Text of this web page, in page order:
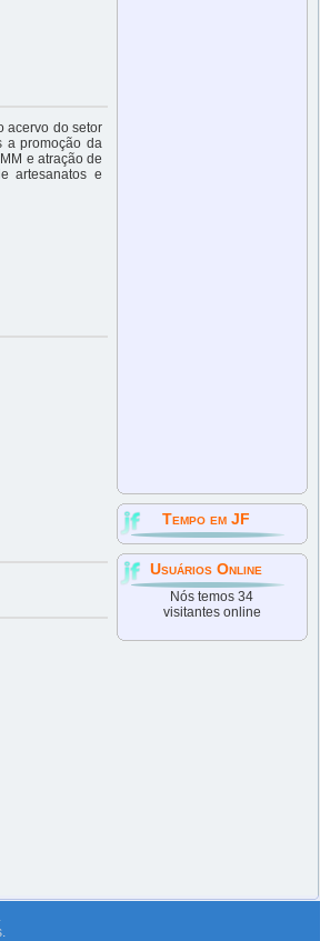
acervo do setor
a promoção da
e atração de
artesanatos e
Tempo em JF
Usuários Online
Nós temos 34
visitantes online